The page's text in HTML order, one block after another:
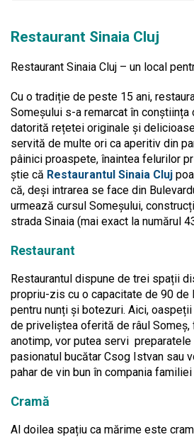
Restaurant Sinaia Cluj
Restaurant Sinaia Cluj – un local
Cu o tradiție de peste 15 ani,
Someșului s-a remarcat în conștiința
datorită rețetei originale și
servită de multe ori ca aperitiv din
pâinici proaspete, înaintea felurilor
știe că Restaurantul Sinaia Cluj
că, deși intrarea se face din
urmează cursul Someșului,
strada Sinaia (mai exact la numărul
Restaurant
Restaurantul dispune de trei spații
propriu-zis cu o capacitate de 90 de
pentru nunți și botezuri. Aici,
de priveliștea oferită de râul Someș,
anotimp, vor putea servi
pasionatul bucătar Csog Istvan sau
pahar de vin bun în compania
Cramă
Al doilea spațiu ca mărime este